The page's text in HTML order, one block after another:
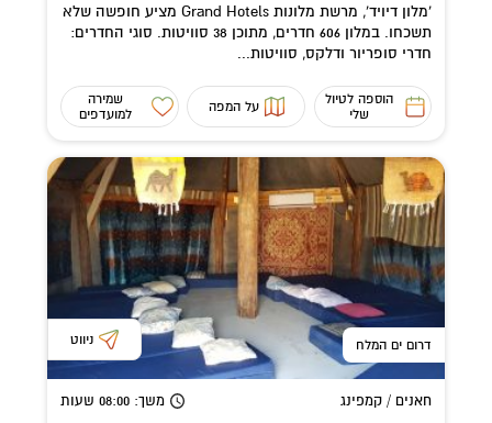
'מלון דיויד', מרשת מלונות Grand Hotels מציע חופשה שלא
תשכחו. במלון 606 חדרים, מתוכן 38 סוויטות. סוגי החדרים:
חדרי סופריור ודלקס, סוויטות...
הוספה לטיול
שלי
על המפה
שמירה
למועדפים
דרום ים המלח ניווט
חאנים / קמפינג משך: 08:00 שעות